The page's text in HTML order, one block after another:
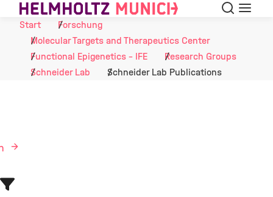
Skip to Content Suche
Start
Forschung
Molecular Targets and Therapeutics Center
Functional Epigenetics - IFE
Research Groups
Schneider Lab
Schneider Lab Publications